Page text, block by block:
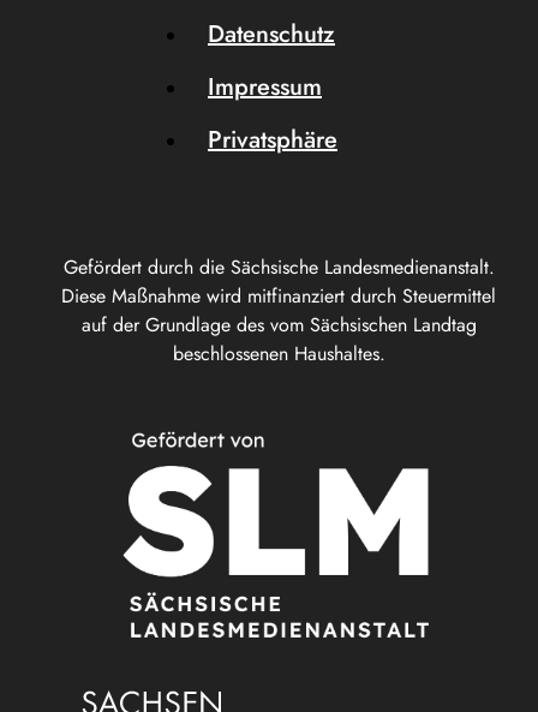
Gefördert durch die Sächsische Landesmedienanstalt.
Diese Maßnahme wird mitfinanziert durch Steuermittel
auf der Grundlage des vom Sächsischen Landtag
beschlossenen Haushaltes.
Datenschutz
Impressum
Privatsphäre